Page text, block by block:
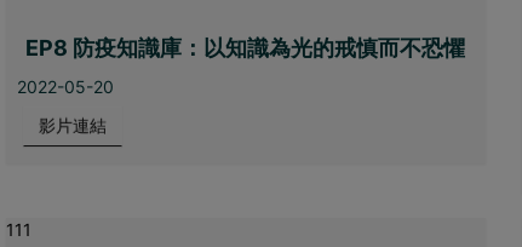
EP8 防疫知識庫：以知識為光的戒慎而不恐懼
2022-05-20
影片連結
111